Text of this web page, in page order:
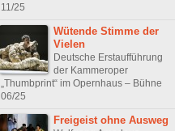
11/25
Wütende Stimme der
Vielen
Deutsche Erstaufführung
der Kammeroper
„Thumbprint“ im Opernhaus – Bühne
06/25
Freigeist ohne Ausweg